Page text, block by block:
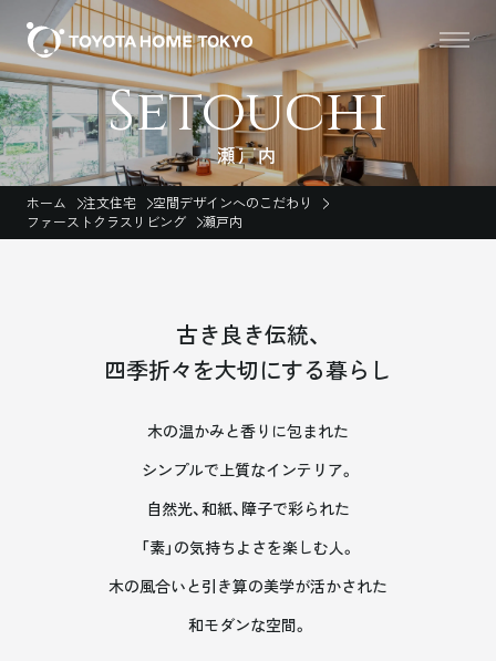
Setouchi
瀬戸内
ホーム 注文住宅
空間デザインへのこだわり
ファーストクラスリビング
瀬戸内
古き良き伝統、
四季折々を大切にする暮らし
木の温かみと香りに包まれた
シンプルで上質なインテリア。
自然光、和紙、障子で彩られた
「素」の気持ちよさを楽しむ人。
木の風合いと引き算の美学が活かされた
和モダンな空間。